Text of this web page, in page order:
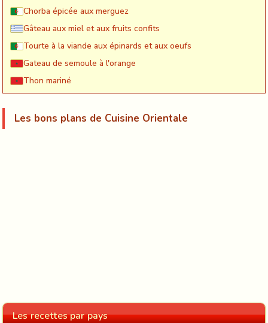
Chorba épicée aux merguez
Gâteau aux miel et aux fruits confits
Tourte à la viande aux épinards et aux oeufs
Gateau de semoule à l'orange
Thon mariné
Les bons plans de Cuisine Orientale
Les recettes par pays